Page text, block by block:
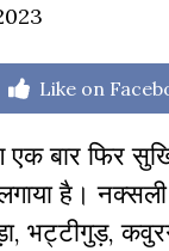
Share
Like on
बार फिर
है। नक्सली
भट्टीगुड़,